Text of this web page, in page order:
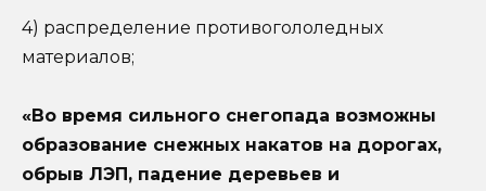
4) распределение противогололедных
материалов;
«Во время сильного снегопада возможны
образование снежных накатов на дорогах,
обрыв ЛЭП, падение деревьев и